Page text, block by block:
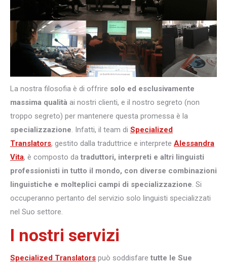
La nostra filosofia è di offrire solo ed esclusivamente
massima qualità ai nostri clienti, e il nostro segreto (non
troppo segreto) per mantenere questa promessa è la
specializzazione. Infatti, il team di Specialized
Translators, gestito dalla traduttrice e interprete Alessandra
Vita, è composto da traduttori, interpreti e altri linguisti
professionisti in tutto il mondo, con diverse combinazioni
linguistiche e molteplici campi di specializzazione. Si
occuperanno pertanto del servizio solo linguisti specializzati
nel Suo settore.
I nostri servizi
Specialized Translators può soddisfare tutte le Sue